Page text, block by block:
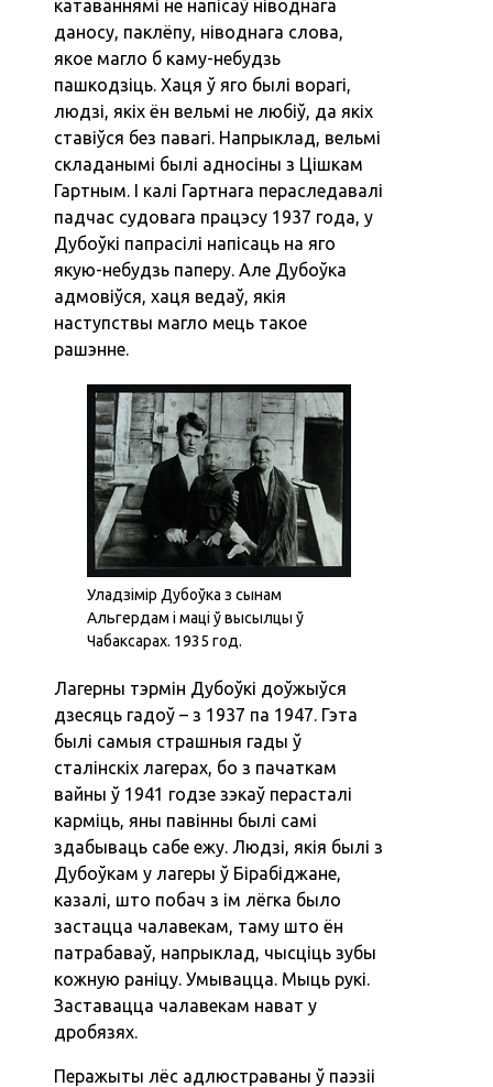
катаваннямі не напісаў ніводнага
даносу, паклёпу, ніводнага слова,
якое магло б каму-небудзь
пашкодзіць. Хаця ў яго былі ворагі,
людзі, якіх ён вельмі не любіў, да якіх
ставіўся без павагі. Напрыклад, вельмі
складанымі былі адносіны з Цішкам
Гартным. І калі Гартнага пераследавалі
падчас судовага працэсу 1937 года, у
Дубоўкі папрасілі напісаць на яго
якую-небудзь паперу. Але Дубоўка
адмовіўся, хаця ведаў, якія
наступствы магло мець такое
рашэнне.
Уладзімір Дубоўка з сынам
Альгердам і маці ў высылцы ў
Чабаксарах. 1935 год.
Лагерны тэрмін Дубоўкі доўжыўся
дзесяць гадоў – з 1937 па 1947. Гэта
былі самыя страшныя гады ў
сталінскіх лагерах, бо з пачаткам
вайны ў 1941 годзе зэкаў перасталі
карміць, яны павінны былі самі
здабываць сабе ежу. Людзі, якія былі з
Дубоўкам у лагеры ў Бірабіджане,
казалі, што побач з ім лёгка было
застацца чалавекам, таму што ён
патрабаваў, напрыклад, чысціць зубы
кожную раніцу. Умывацца. Мыць рукі.
Заставацца чалавекам нават у
дробязях.
Перажыты лёс адлюстраваны ў паэзіі